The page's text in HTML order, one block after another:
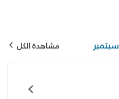
سبتمبر مشاهدة الكل